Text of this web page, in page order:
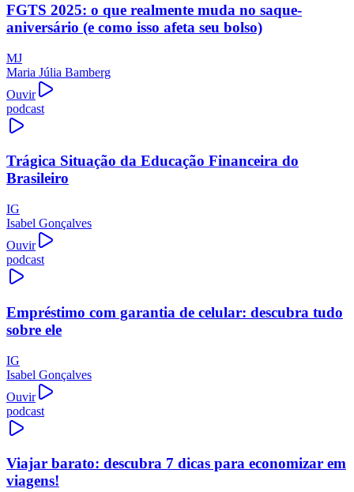
FGTS 2025: o que realmente muda no saque-
aniversário (e como isso afeta seu bolso)
MJ
Maria Júlia Bamberg
Ouvir
podcast
Trágica Situação da Educação Financeira do
Brasileiro
IG
Isabel Gonçalves
Ouvir
podcast
Empréstimo com garantia de celular: descubra tudo
sobre ele
IG
Isabel Gonçalves
Ouvir
podcast
Viajar barato: descubra 7 dicas para economizar em
viagens!